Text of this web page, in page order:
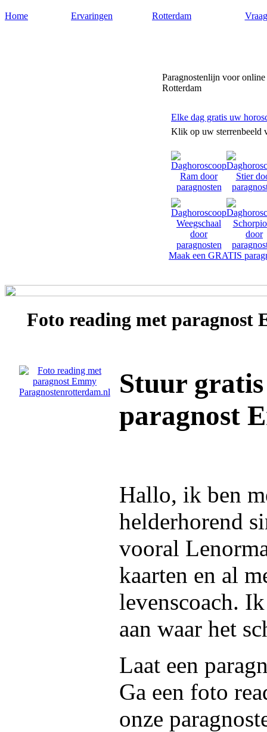
Home Ervaringen Rotterdam
Paragnostenlijn voor
Rotterdam
Elke dag gratis uw
Klik op uw sterrenbeeld
Maak een GRATIS
Foto reading met paragnost
Stuur
paragnost
Hallo, ik ben
helderhorend
vooral
kaarten en al
levenscoach.
aan waar het
Laat een
Ga een foto
onze